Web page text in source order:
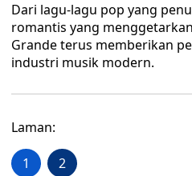
Dari lagu-lagu pop yang
romantis yang
Grande terus memberikan
industri musik modern.
Laman:
1 2